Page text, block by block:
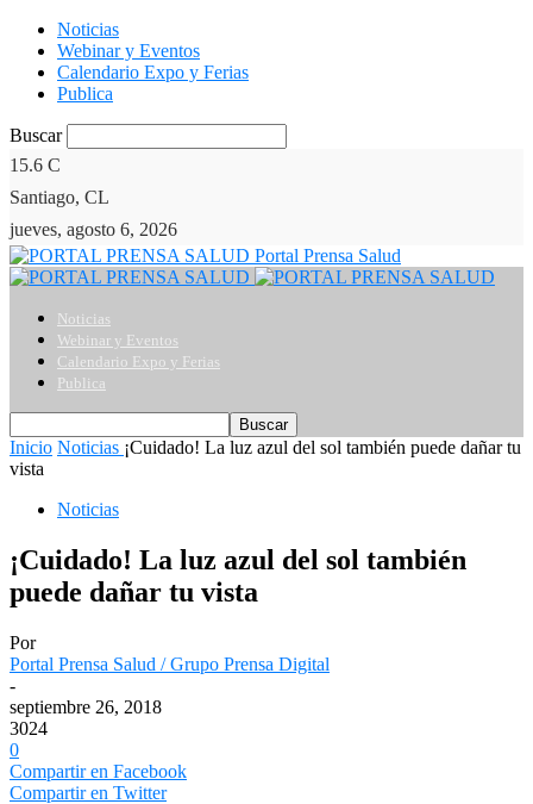
Noticias
Webinar y Eventos
Calendario Expo y Ferias
Publica
Buscar
15.6 C
Santiago, CL
jueves, agosto 6, 2026
Portal Prensa Salud
Noticias
Webinar y Eventos
Calendario Expo y Ferias
Publica
Inicio Noticias ¡Cuidado! La luz azul del sol también puede dañar tu
vista
Noticias
¡Cuidado! La luz azul del sol también
puede dañar tu vista
Por
Portal Prensa Salud / Grupo Prensa Digital
-
septiembre 26, 2018
3024
0
Compartir en Facebook
Compartir en Twitter